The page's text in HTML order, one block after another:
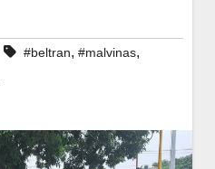
#beltran, #malvinas,